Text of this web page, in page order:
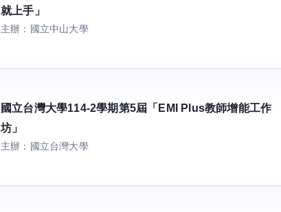
就上手」
主辦：國立中山大學
國立台灣大學114-2學期第5屆「EMI Plus教師增能工作
坊」
主辦：國立台灣大學